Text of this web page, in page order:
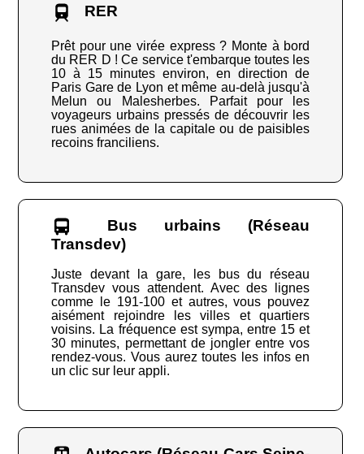
RER
Prêt pour une virée express ? Monte à bord
du RER D ! Ce service t'embarque toutes les
10 à 15 minutes environ, en direction de
Paris Gare de Lyon et même au-delà jusqu'à
Melun ou Malesherbes. Parfait pour les
voyageurs urbains pressés de découvrir les
rues animées de la capitale ou de paisibles
recoins franciliens.
Bus urbains (Réseau
Transdev)
Juste devant la gare, les bus du réseau
Transdev vous attendent. Avec des lignes
comme le 191-100 et autres, vous pouvez
aisément rejoindre les villes et quartiers
voisins. La fréquence est sympa, entre 15 et
30 minutes, permettant de jongler entre vos
rendez-vous. Vous aurez toutes les infos en
un clic sur leur appli.